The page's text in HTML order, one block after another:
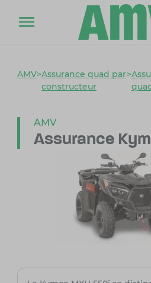
AMV>Assurance quad par
constructeur
>
AMV
Assurance